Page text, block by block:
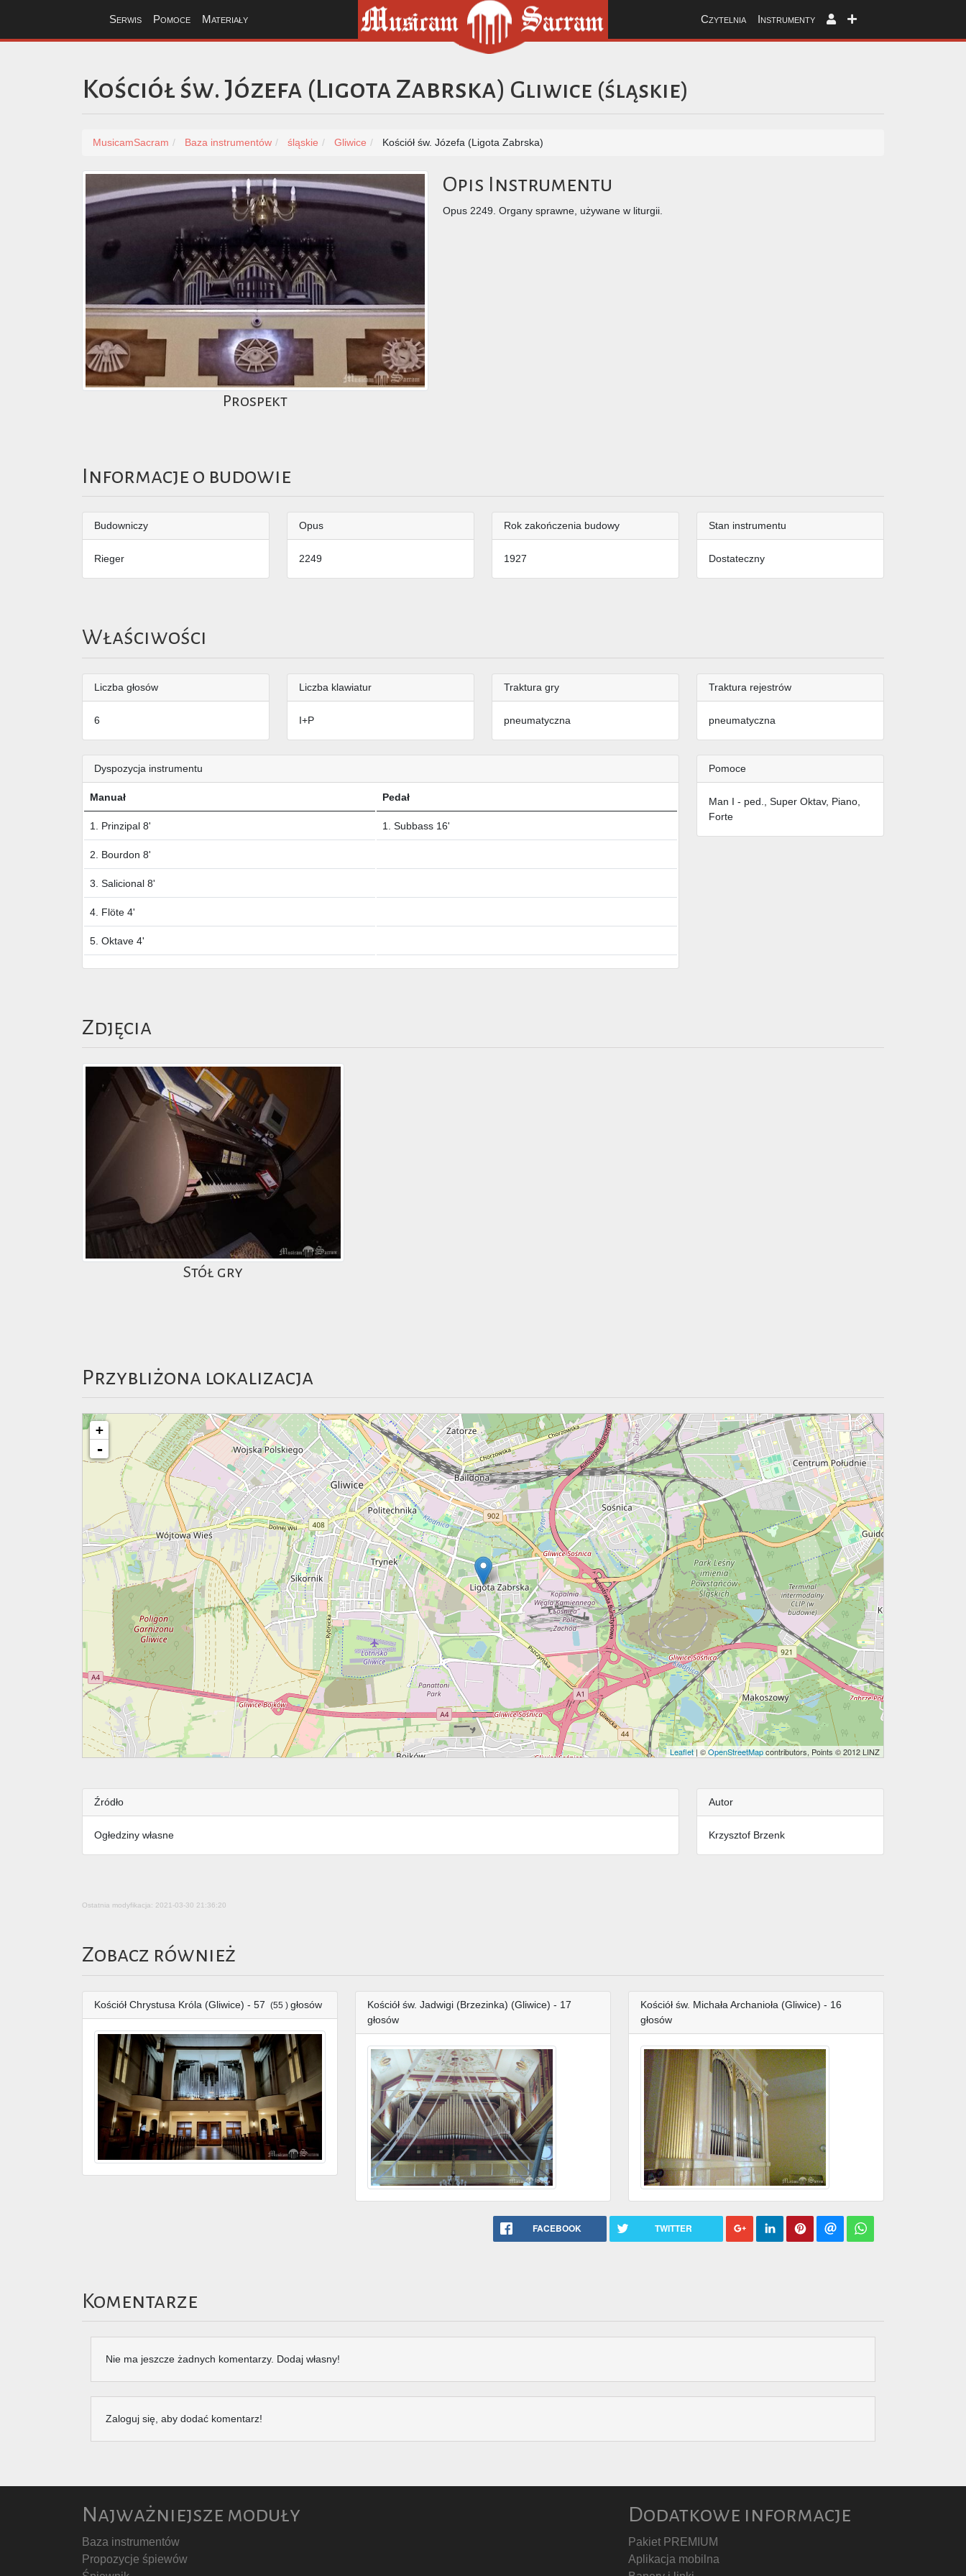
Serwis Pomoce Materiały Czytelnia Instrumenty
Kościół św. Józefa (Ligota Zabrska) Gliwice (śląskie)
MusicamSacram Baza instrumentów śląskie Gliwice Kościół św. Józefa (Ligota Zabrska)
Prospekt
Opis Instrumentu
Opus 2249. Organy sprawne, używane w liturgii.
Informacje o budowie
Budowniczy
Rieger
Opus
2249
Rok zakończenia budowy
1927
Stan instrumentu
Dostateczny
Właściwości
Liczba głosów
6
Liczba klawiatur
I+P
Traktura gry
pneumatyczna
Traktura rejestrów
pneumatyczna
Dyspozycja instrumentu
Manuał Pedał
1. Prinzipal 8' 1. Subbass 16'
2. Bourdon 8'
3. Salicional 8'
4. Flöte 4'
5. Oktave 4'
Pomoce
Man I - ped., Super Oktav, Piano,
Forte
Zdjęcia
Stół gry
Przybliżona lokalizacja
+
-
Leaflet | ©OpenStreetMapcontributors, Points © 2012 LINZ
Źródło
Ogłedziny własne
Autor
Krzysztof Brzenk
Ostatnia modyfikacja: 2021-03-30 21:36:20
Zobacz również
Kościół Chrystusa Króla (Gliwice) - 57 (55 ) głosów
Kościół św. Jadwigi (Brzezinka) (Gliwice) - 17
głosów
Kościół św. Michała Archanioła (Gliwice) - 16
głosów
FACEBOOK TWITTER
Komentarze
Nie ma jeszcze żadnych komentarzy. Dodaj własny!
Zaloguj się, aby dodać komentarz!
Najważniejsze moduły
Baza instrumentów
Propozycje śpiewów
Dodatkowe informacje
Pakiet PREMIUM
Aplikacja mobilna